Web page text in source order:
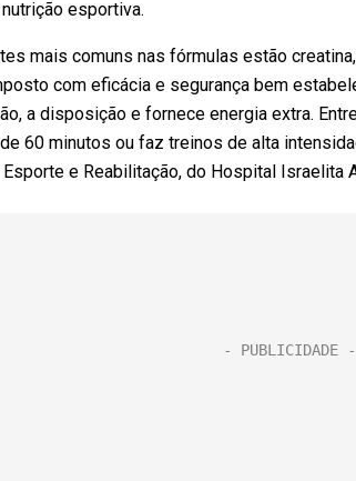
esportiva.
mais comuns nas fórmulas estão
com eficácia e segurança bem
a disposição e fornece energia extra.
60 minutos ou faz treinos de alta
e Reabilitação, do Hospital Israelita